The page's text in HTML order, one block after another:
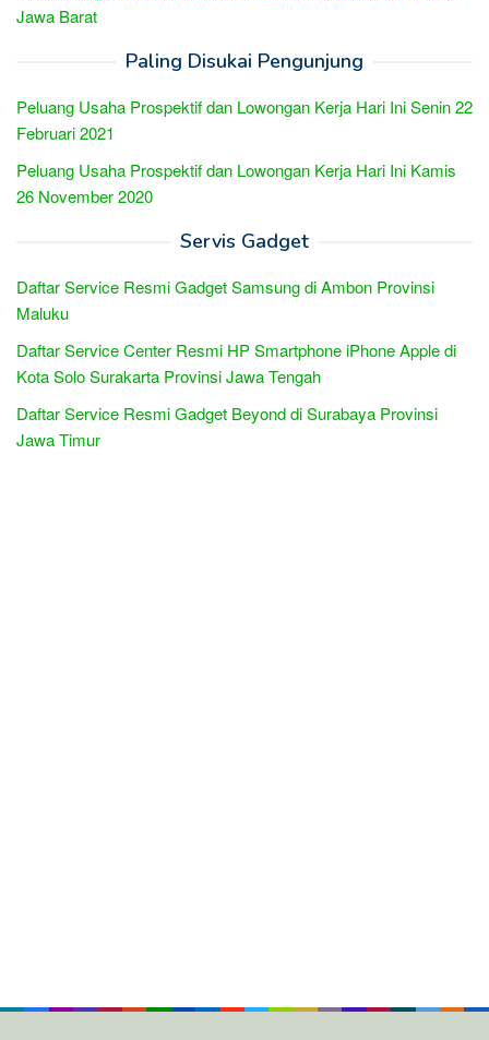
Jawa Barat
Paling Disukai Pengunjung
Peluang Usaha Prospektif dan Lowongan Kerja Hari Ini Senin 22
Februari 2021
Peluang Usaha Prospektif dan Lowongan Kerja Hari Ini Kamis
26 November 2020
Servis Gadget
Daftar Service Resmi Gadget Samsung di Ambon Provinsi
Maluku
Daftar Service Center Resmi HP Smartphone iPhone Apple di
Kota Solo Surakarta Provinsi Jawa Tengah
Daftar Service Resmi Gadget Beyond di Surabaya Provinsi
Jawa Timur